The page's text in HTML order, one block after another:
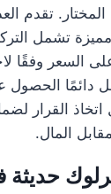
المختار. تقدم
تشمل
السعر وفقًا
دائمًا الحصول
القرار
المال.
حديثة